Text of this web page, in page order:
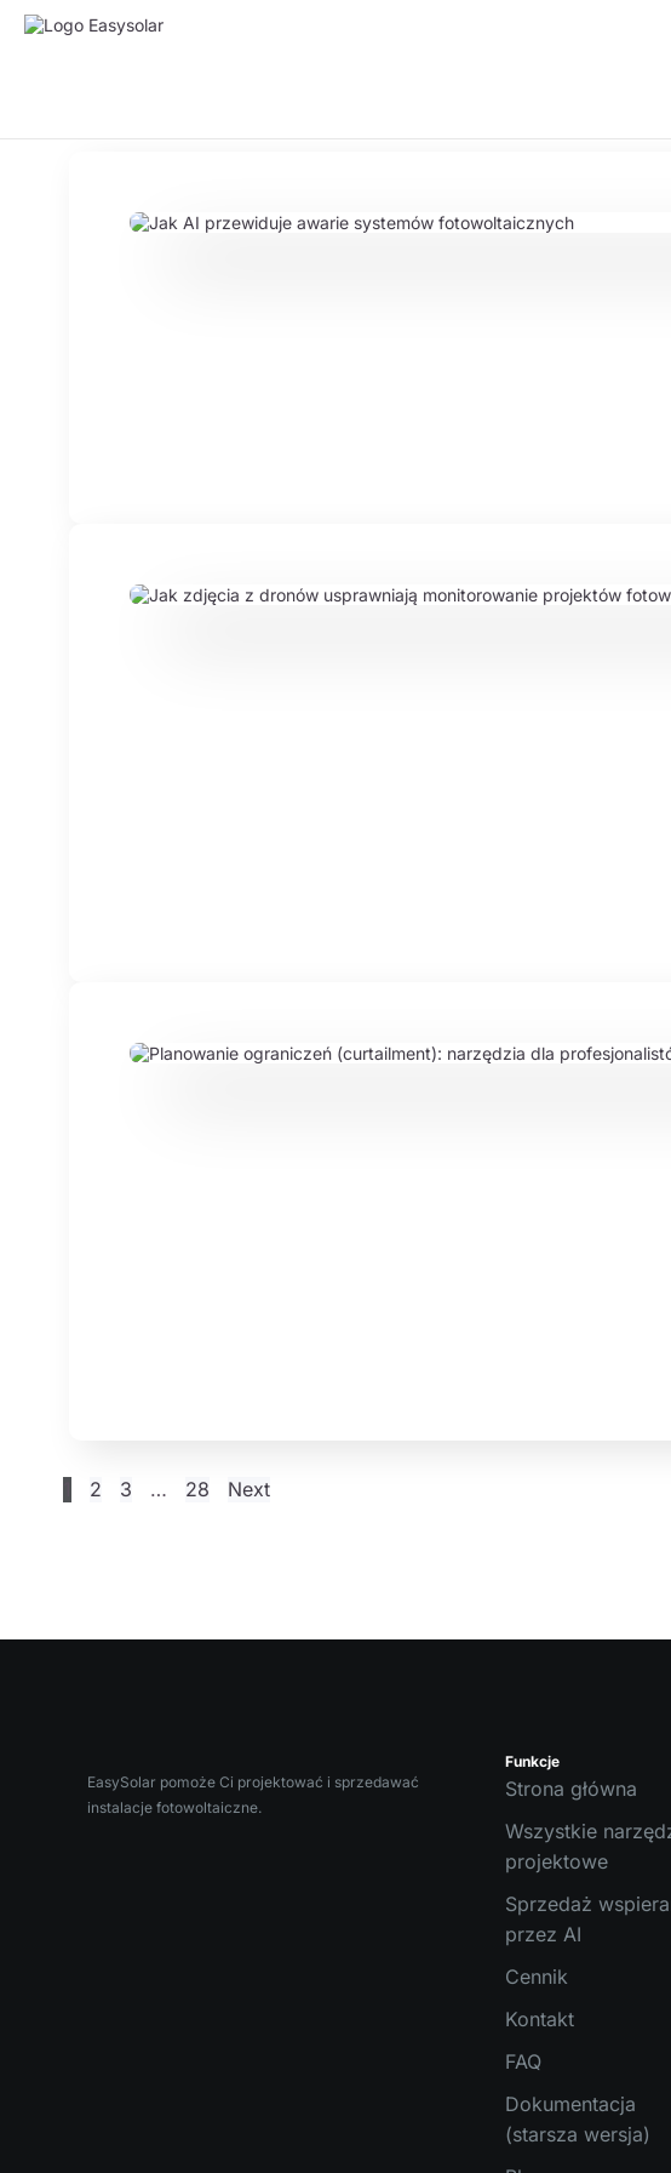
2 3 … 28 Next
EasySolar pomoże Ci projektować i sprzedawać
instalacje fotowoltaiczne.
Funkcje
Strona główna
Wszystkie
projektowe
Sprzedaż
przez AI
Cennik
Kontakt
FAQ
Dokumentacja
(starsza wersja)